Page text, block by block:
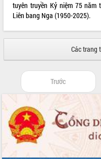
tầng kỹ thuật Cụm công nghiệp Tân
Tiến
Gặp mặt các cơ quan báo chí nhân
niệm 101 năm Ngày Báo chí Cách
Đắk Lắk sơ kết 4 năm triển khai
hiện Đề án 06 của Chính phủ
Họp báo thông tin về Hội nghị Công bố
Quy hoạch và Xúc tiến đầu tư tỉnh
Lắk
Khơi thông điểm nghẽn, đẩy nhanh
giải ngân vốn khắc phục thiên tai
HĐND tỉnh thông qua điều chỉnh
hoạch tỉnh thời kỳ 2021-2030
tuyên truyền Kỷ niệm 75
Liên bang Nga (1950-2025).
Các trang
Trước